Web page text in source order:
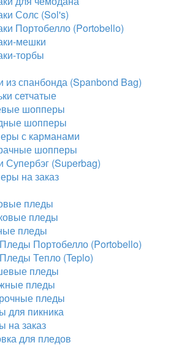
Солс (Sol's)
Портобелло (Portobello)
мешки
торбы
из спанбонда (Spanbond Bag)
сетчатые
шопперы
шопперы
с карманами
шопперы
Супербэг (Superbag)
на заказ
пледы
пледы
пледы
Пледы Портобелло (Portobello)
Пледы Тепло (Teplo)
пледы
пледы
пледы
для пикника
на заказ
для пледов